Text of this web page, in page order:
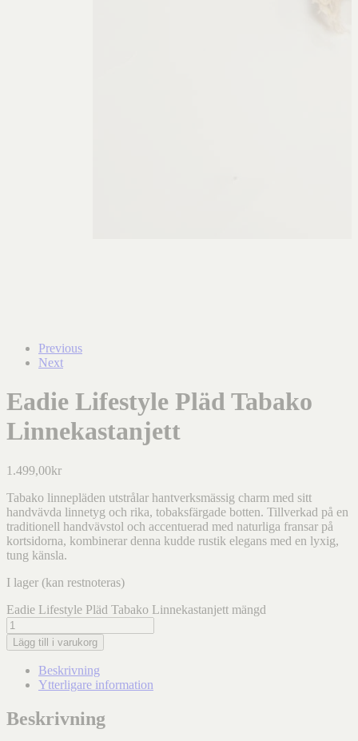
Previous
Next
Eadie Lifestyle Pläd Tabako
Linnekastanjett
1.499,00kr
Tabako linnepläden utstrålar hantverksmässig charm med sitt
handvävda linnetyg och rika, tobaksfärgade botten. Tillverkad på en
traditionell handvävstol och accentuerad med naturliga fransar på
kortsidorna, kombinerar denna kudde rustik elegans med en lyxig,
tung känsla.
I lager (kan restnoteras)
Eadie Lifestyle Pläd Tabako Linnekastanjett mängd
Lägg till i varukorg
Beskrivning
Ytterligare information
Beskrivning